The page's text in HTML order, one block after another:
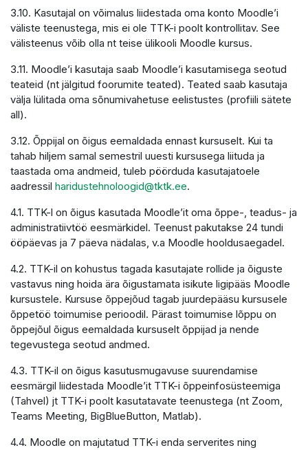
3.10. Kasutajal on võimalus liidestada oma konto Moodle’i
väliste teenustega, mis ei ole TTK-i poolt kontrollitav. See
välisteenus võib olla nt teise ülikooli Moodle kursus.
3.11. Moodle’i kasutaja saab Moodle’i kasutamisega seotud
teateid (nt jälgitud foorumite teated). Teated saab kasutaja
välja lülitada oma sõnumivahetuse eelistustes (profiili sätete
all).
3.12. Õppijal on õigus eemaldada ennast kursuselt. Kui ta
tahab hiljem samal semestril uuesti kursusega liituda ja
taastada oma andmeid, tuleb pöörduda kasutajatoele
aadressil haridustehnoloogid@tktk.ee.
4.1. TTK-l on õigus kasutada Moodle’it oma õppe-, teadus- ja
administratiivtöö eesmärkidel. Teenust pakutakse 24 tundi
ööpäevas ja 7 päeva nädalas, v.a Moodle hooldusaegadel.
4.2. TTK-il on kohustus tagada kasutajate rollide ja õiguste
vastavus ning hoida ära õigustamata isikute ligipääs Moodle
kursustele. Kursuse õppejõud tagab juurdepääsu kursusele
õppetöö toimumise perioodil. Pärast toimumise lõppu on
õppejõul õigus eemaldada kursuselt õppijad ja nende
tegevustega seotud andmed.
4.3. TTK-il on õigus kasutusmugavuse suurendamise
eesmärgil liidestada Moodle’it TTK-i õppeinfosüsteemiga
(Tahvel) jt TTK-i poolt kasutatavate teenustega (nt Zoom,
Teams Meeting, BigBlueButton, Matlab).
4.4. Moodle on majutatud TTK-i enda serverites ning